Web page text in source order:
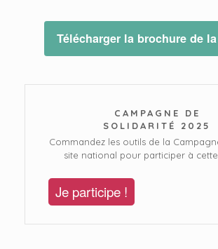
Télécharger la brochure de
CAMPAGNE DE
SOLIDARITÉ 2025
Commandez les outils de la
site national pour participer à cette
Je participe !